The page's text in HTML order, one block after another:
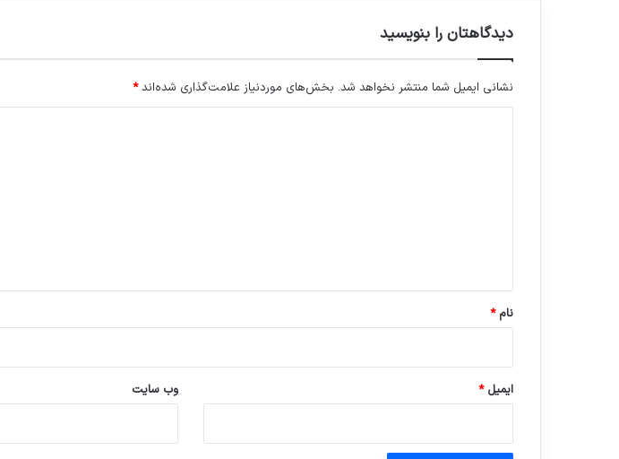
دیدگاهتان را بنویسید
نشانی ایمیل شما منتشر نخواهد شد. بخش‌های موردنیاز علامت‌گذاری شده‌اند*
نام*
ایمیل* وب‌ سایت